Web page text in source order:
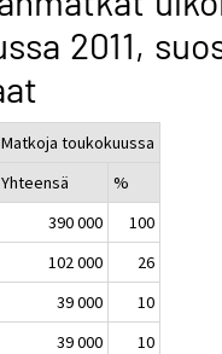
2011,
Matkoja toukokuussa
Yhteensä
%
390 000
100
102 000
26
39 000
10
39 000
10